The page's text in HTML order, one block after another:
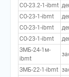
СО-23.2-1-ibmt
СО-23-1-ibmt
СО-23-1-ibmt
СО-23-1-ibmt
ЗМБ-24-1м-
ibmt
ЗМБ-22-1-ibmt